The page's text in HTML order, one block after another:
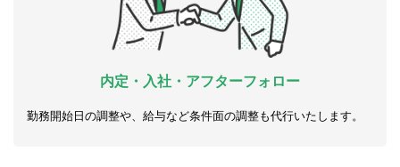
内定・入社・アフターフォロー
勤務開始日の調整や、給与など条件面の調整も代行いたします。